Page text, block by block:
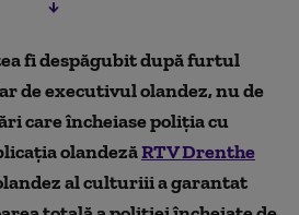
fi despăgubit după furtul
de executivul olandez, nu de
care încheiase poliția cu
olandezăRTV Drenthe
al culturiii a garantat